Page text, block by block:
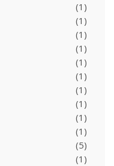
(1)
(1)
(1)
(1)
(1)
(1)
(1)
(1)
(1)
(1)
(5)
(1)